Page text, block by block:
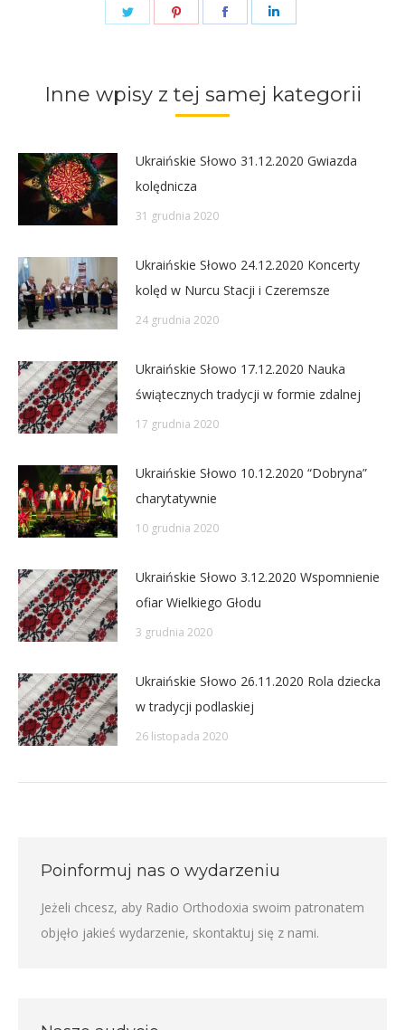
Share
Share
Share
Inne wpisy z tej samej kategorii
Ukraińskie Słowo 31.12.2020 Gwiazda
kolędnicza
31 grudnia 2020
Ukraińskie Słowo 24.12.2020 Koncerty
kolęd w Nurcu Stacji i Czeremsze
24 grudnia 2020
Ukraińskie Słowo 17.12.2020 Nauka
świątecznych tradycji w formie zdalnej
17 grudnia 2020
Ukraińskie Słowo 10.12.2020 “Dobryna”
charytatywnie
10 grudnia 2020
Ukraińskie Słowo 3.12.2020 Wspomnienie
ofiar Wielkiego Głodu
3 grudnia 2020
Ukraińskie Słowo 26.11.2020 Rola dziecka
w tradycji podlaskiej
26 listopada 2020
Poinformuj nas o wydarzeniu
Jeżeli chcesz, aby Radio Orthodoxia swoim patronatem
objęło jakieś wydarzenie, skontaktuj się z nami.